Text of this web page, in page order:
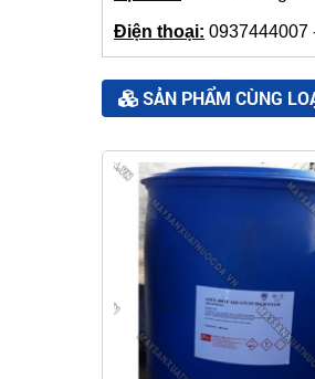
Điện thoại: 0937444007
SẢN PHẨM CÙNG